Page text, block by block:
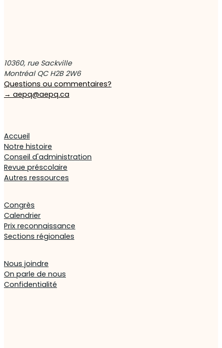
10360, rue Sackville
Montréal QC H2B 2W6
Questions ou commentaires?
→ aepq@aepq.ca
Accueil
Notre histoire
Conseil d'administration
Revue préscolaire
Autres ressources
Congrès
Calendrier
Prix reconnaissance
Sections régionales
Nous joindre
On parle de nous
Confidentialité